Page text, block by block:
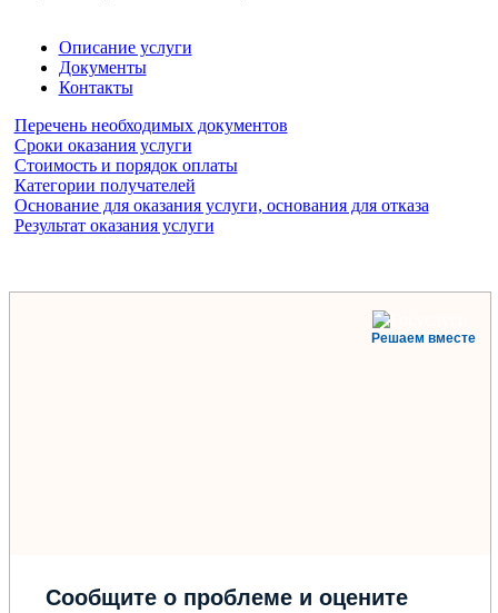
Описание услуги
Документы
Контакты
Перечень необходимых документов
Сроки оказания услуги
Стоимость и порядок оплаты
Категории получателей
Основание для оказания услуги, основания для отказа
Результат оказания услуги
Решаем вместе
Сообщите о проблеме и оцените